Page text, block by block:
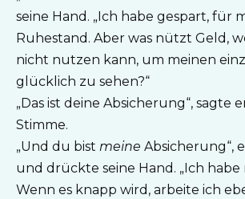
seine Hand. „Ich habe gespart, für
Ruhestand. Aber was nützt Geld,
nicht nutzen kann, um meinen
glücklich zu sehen?“
„Das ist deine Absicherung“, sagte
Stimme.
„Und du bist meine Absicherung“,
und drückte seine Hand. „Ich habe
Wenn es knapp wird, arbeite ich